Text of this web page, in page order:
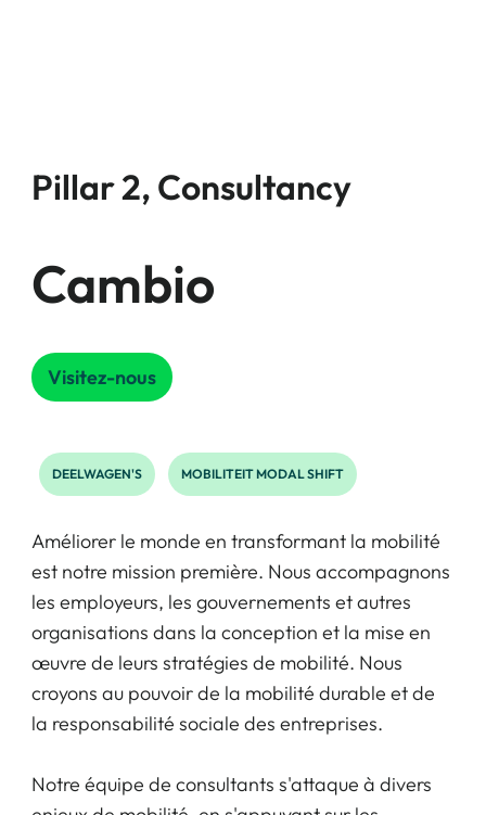
Pillar 2, Consultancy
Cambio
Visitez-nous
DEELWAGEN'S MOBILITEIT MODAL SHIFT
Améliorer le monde en transformant la mobilité
est notre mission première. Nous accompagnons
les employeurs, les gouvernements et autres
organisations dans la conception et la mise en
œuvre de leurs stratégies de mobilité. Nous
croyons au pouvoir de la mobilité durable et de
la responsabilité sociale des entreprises.
Notre équipe de consultants s'attaque à divers